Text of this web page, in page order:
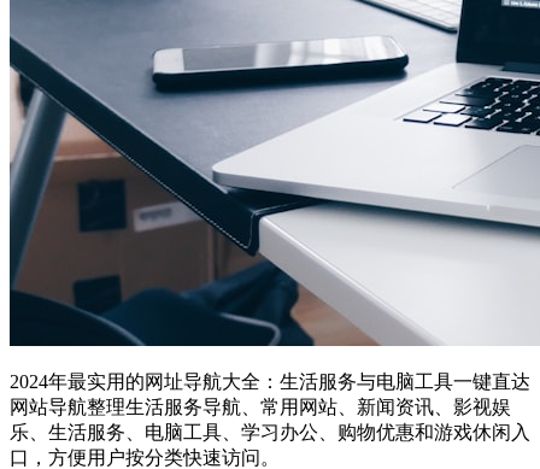
2024年最实用的网址导航大全：生活服务与电脑工具一键直达
网站导航整理生活服务导航、常用网站、新闻资讯、影视娱
乐、生活服务、电脑工具、学习办公、购物优惠和游戏休闲入
口，方便用户按分类快速访问。